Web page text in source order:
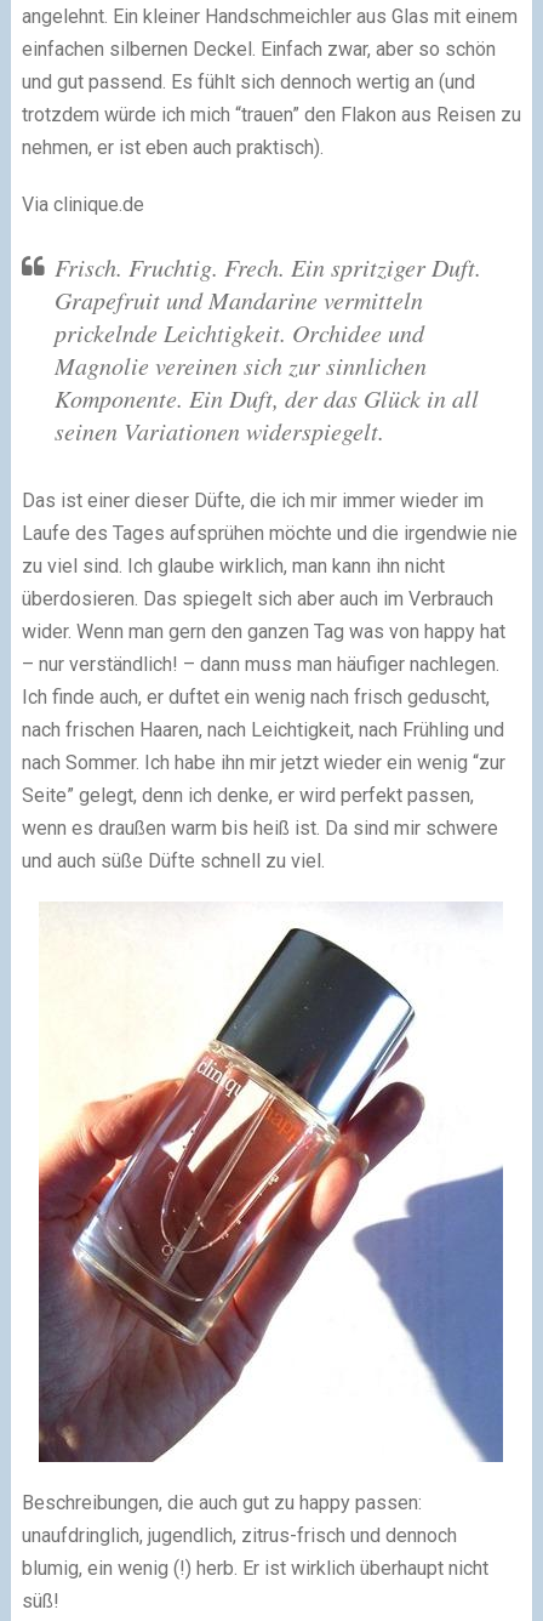
angelehnt. Ein kleiner Handschmeichler aus Glas mit einem
einfachen silbernen Deckel. Einfach zwar, aber so schön
und gut passend. Es fühlt sich dennoch wertig an (und
trotzdem würde ich mich “trauen” den Flakon aus Reisen zu
nehmen, er ist eben auch praktisch).
Via clinique.de
Frisch. Fruchtig. Frech. Ein spritziger Duft.
Grapefruit und Mandarine vermitteln
prickelnde Leichtigkeit. Orchidee und
Magnolie vereinen sich zur sinnlichen
Komponente. Ein Duft, der das Glück in all
seinen Variationen widerspiegelt.
Das ist einer dieser Düfte, die ich mir immer wieder im
Laufe des Tages aufsprühen möchte und die irgendwie nie
zu viel sind. Ich glaube wirklich, man kann ihn nicht
überdosieren. Das spiegelt sich aber auch im Verbrauch
wider. Wenn man gern den ganzen Tag was von happy hat
– nur verständlich! – dann muss man häufiger nachlegen.
Ich finde auch, er duftet ein wenig nach frisch geduscht,
nach frischen Haaren, nach Leichtigkeit, nach Frühling und
nach Sommer. Ich habe ihn mir jetzt wieder ein wenig “zur
Seite” gelegt, denn ich denke, er wird perfekt passen,
wenn es draußen warm bis heiß ist. Da sind mir schwere
und auch süße Düfte schnell zu viel.
Beschreibungen, die auch gut zu happy passen:
unaufdringlich, jugendlich, zitrus-frisch und dennoch
blumig, ein wenig (!) herb. Er ist wirklich überhaupt nicht
süß!